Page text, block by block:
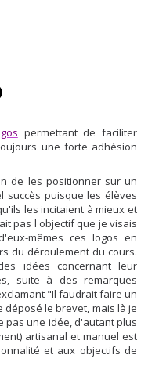
permettant de faciliter
une forte adhésion
de les positionner sur un
succès puisque les élèves
les incitaient à mieux et
pas l'objectif que je visais
mêmes ces logos en
du déroulement du cours.
idées concernant leur
suite à des remarques
"Il faudrait faire un
le brevet, mais là je
pas une idée, d'autant plus
artisanal et manuel est
et aux objectifs de